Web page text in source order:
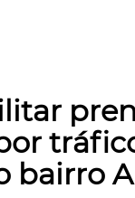
bairro